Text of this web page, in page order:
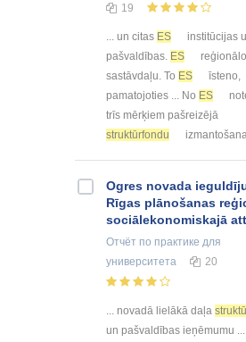
19
... un citas ES
institūcijas
pašvaldības. ES
sastāvdaļu. To ES
īsteno,
pamatojoties ... No ES
trīs mērķiem pašreizējā
struktūrfondu
Ogres novada
Rīgas plānošanas
sociālekonomiskajā
Отчёт по практике для
университета
20
... novadā lielākā daļa
un pašvaldības ieņēmumu ...